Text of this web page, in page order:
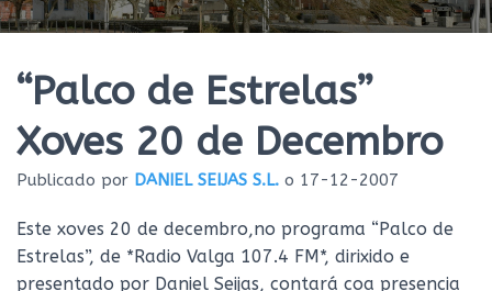
D
O
N
“Palco de Estrelas”
Xoves 20 de Decembro
Publicado por DANIEL SEIJAS S.L. o 17-12-2007
Este xoves 20 de decembro,no programa “Palco de
Estrelas”, de *Radio Valga 107.4 FM*, dirixido e
presentado por Daniel Seijas, contará coa presencia